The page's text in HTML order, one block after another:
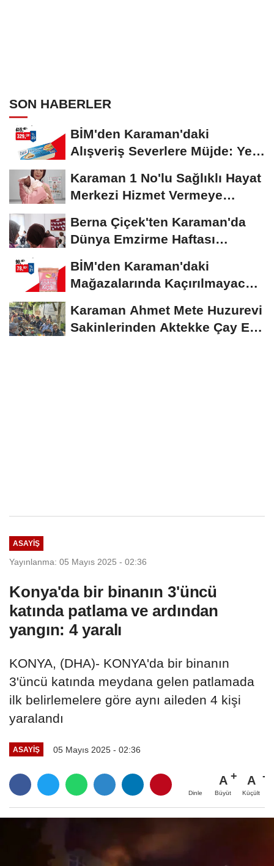
SON HABERLER
BİM'den Karaman'daki
Alışveriş Severlere Müjde: Yeni
Karaman 1 No'lu Sağlıklı Hayat
Merkezi Hizmet Vermeye
Berna Çiçek'ten Karaman'da
Dünya Emzirme Haftası
Etkinliğine Ziyaret
BİM'den Karaman'daki
Mağazalarında Kaçırılmayacak
Karaman Ahmet Mete Huzurevi
Sakinlerinden Aktekke Çay Evi
ASAYIŞ
Yayınlanma: 05 Mayıs 2025 - 02:36
Konya'da bir binanın 3'üncü
katında patlama ve ardından
yangın: 4 yaralı
KONYA, (DHA)- KONYA'da bir binanın
3'üncü katında meydana gelen patlamada
ilk belirlemelere göre aynı aileden 4 kişi
yaralandı
ASAYIŞ 05 Mayıs 2025 - 02:36
Dinle
A
Büyüt
A
Küçült